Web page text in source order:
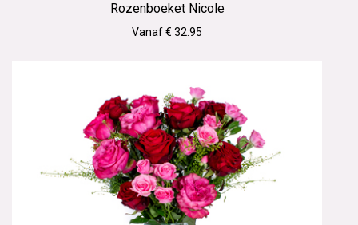
Rozenboeket Nicole
Vanaf € 32.95